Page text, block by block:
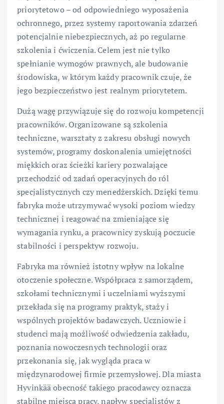
priorytetowo – od odpowiedniego wyposażenia
ochronnego, przez systemy raportowania zdarzeń
potencjalnie niebezpiecznych, aż po regularne
szkolenia i ćwiczenia. Celem jest nie tylko
spełnianie wymogów prawnych, ale budowanie
środowiska, w którym każdy pracownik czuje, że
jego bezpieczeństwo jest realnym priorytetem.
Dużą wagę przywiązuje się do rozwoju kompetencji
pracowników. Organizowane są szkolenia
techniczne, warsztaty z zakresu obsługi nowych
systemów, programy doskonalenia umiejętności
miękkich oraz ścieżki kariery pozwalające
przechodzić od zadań operacyjnych do ról
specjalistycznych czy menedżerskich. Dzięki temu
fabryka może utrzymywać wysoki poziom wiedzy
technicznej i reagować na zmieniające się
wymagania rynku, a pracownicy zyskują poczucie
stabilności i perspektyw rozwoju.
Fabryka ma również istotny wpływ na lokalne
otoczenie społeczne. Współpraca z samorządem,
szkołami technicznymi i uczelniami wyższymi
przekłada się na programy praktyk, staży i
wspólnych projektów badawczych. Uczniowie i
studenci mają możliwość odwiedzenia zakładu,
poznania nowoczesnych technologii oraz
przekonania się, jak wygląda praca w
międzynarodowej firmie przemysłowej. Dla miasta
Hyvinkää obecność takiego pracodawcy oznacza
stabilne miejsca pracy, napływ specjalistów z